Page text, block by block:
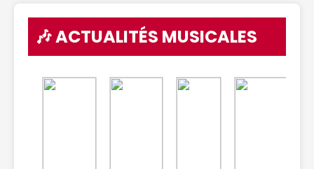
🎶 ACTUALITÉS MUSICALES